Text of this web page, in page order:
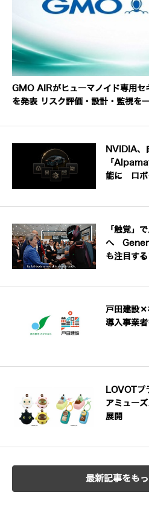
GMO AIRがヒューマノイド専用セ
を発表 リスク評価・設計・監視を
NVIDIA、
「
能に ロボ
「触覚」
へ
も注目す
戸田建設×
導入事業
LOVOTプ
アミュー
展開
最新記事をも